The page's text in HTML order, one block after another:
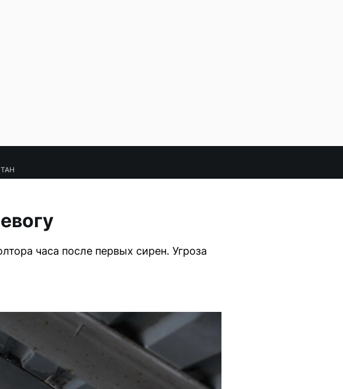
часа после первых сирен. Угроза